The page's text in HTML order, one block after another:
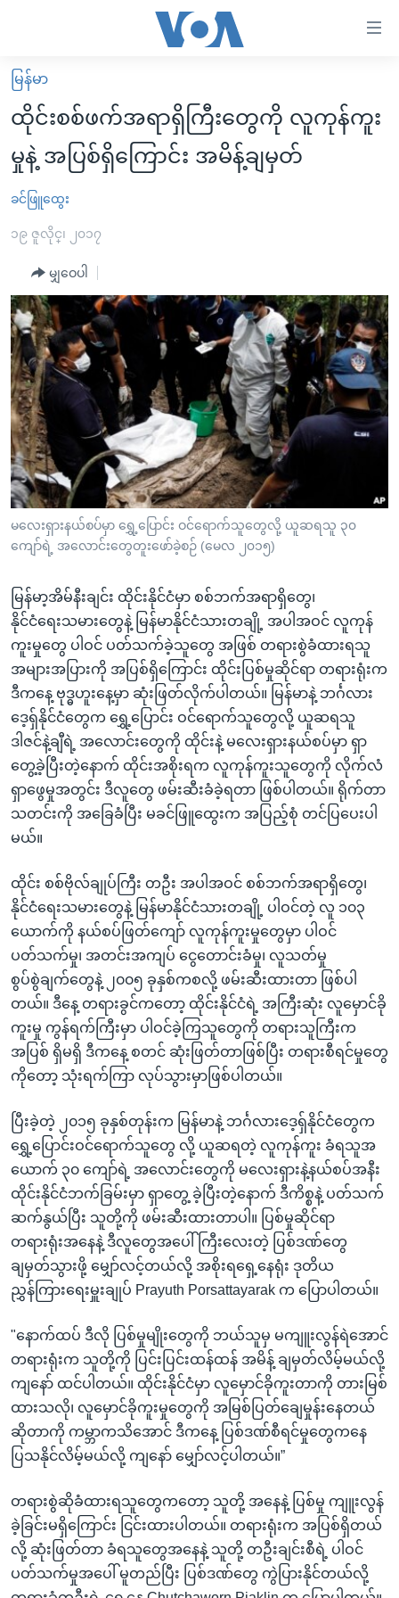
လွယ်ကူ
စေ
သည့်
Link
များ
ပင်မ
ကျော်
ကြည့်
ရန်
ပင်မ
အ
ညွန်း
စာမျက်နှာ
သို့
ကျော်
ကြည့်
ရန်
ရန်
နေရာ
သို့
ကျော်
ရန်
မူလစာမျက်နှာ
မြန်မာ
ကမ္ဘာ့သတင်းများ
နိုင်ငံတကာ
အစ္စရေး-ပါလက်စတိုင်း
ဗွီဒီယို
အင်္ဂလိပ်စာလေ့လာမယ်
အမေရိကန်သုံးအီဒီယံ
မကြေးမုံရဲ့ အင်္ဂလိပ်စာ
ရုပ်ရှင်ထဲက အင်္ဂလိပ်စာ
သုတပဒေသာ အင်္ဂလိပ်စာ
အပတ်စဉ်ကဏ္ဍများ
ရေဒီယို
တီဗွီ
ရေဒီယိုနှင့်ရုပ်သံ အချက်အလက်များ
ရေဒီယို/တီဗွီအစီအစဉ်
Learning English
ဗွီအိုအေ လူမှုကွန်ယက်များ
မြန်မာ
ထိုင်းစစ်ဖက်အရာရှိကြီးတွေကို လူကုန်ကူး
မှုနဲ့ အပြစ်ရှိကြောင်း အမိန့်ချမှတ်
ခင်ဖြူထွေး
၁၉ ဇူလိုင္၊ ၂၀၁၇
မျှဝေပါ
မလေးရှားနယ်စပ်မှာ ရွှေ့ပြောင်း ဝင်ရောက်သူတွေလို့ ယူဆရသူ ၃၀
ကျော်ရဲ့ အလောင်းတွေတူးဖော်ခဲ့စဉ် (မေလ ၂၀၁၅)
မြန်မာ့အိမ်နီးချင်း ထိုင်းနိုင်ငံမှာ စစ်ဘက်အရာရှိတွေ၊
နိုင်ငံရေးသမားတွေနဲ့ မြန်မာနိုင်ငံသားတချို့ အပါအဝင် လူကုန်
ကူးမှုတွေ ပါဝင် ပတ်သက်ခဲ့သူတွေ အဖြစ် တရားစွဲခံထားရသူ
အများအပြားကို အပြစ်ရှိကြောင်း ထိုင်းပြစ်မှုဆိုင်ရာ တရားရုံးက
ဒီကနေ့ ဗုဒ္ဓဟူးနေ့မှာ ဆုံးဖြတ်လိုက်ပါတယ်။ မြန်မာနဲ့ ဘင်္ဂလား
ဒေ့ရှ်နိုင်ငံတွေက ရွှေ့ပြောင်း ဝင်ရောက်သူတွေလို့ ယူဆရသူ
ဒါဇင်နဲ့ချီရဲ့ အလောင်းတွေကို ထိုင်းနဲ့ မလေးရှားနယ်စပ်မှာ ရှာ
တွေ့ခဲ့ပြီးတဲ့နောက် ထိုင်းအစိုးရက လူကုန်ကူးသူတွေကို လိုက်လံ
ရှာဖွေမှုအတွင်း ဒီလူတွေ ဖမ်းဆီးခံခဲ့ရတာ ဖြစ်ပါတယ်။ ရိုက်တာ
သတင်းကို အခြေခံပြီး မခင်ဖြူထွေးက အပြည့်စုံ တင်ပြပေးပါ
မယ်။
ထိုင်း စစ်ဗိုလ်ချုပ်ကြီး တဦး အပါအဝင် စစ်ဘက်အရာရှိတွေ၊
နိုင်ငံရေးသမားတွေနဲ့ မြန်မာနိုင်ငံသားတချို့ ပါဝင်တဲ့ လူ ၁၀၃
ယောက်ကို နယ်စပ်ဖြတ်ကျော် လူကုန်ကူးမှုတွေမှာ ပါဝင်
ပတ်သက်မှု၊ အတင်းအကျပ် ငွေတောင်းခံမှု၊ လူသတ်မှု
စွပ်စွဲချက်တွေနဲ့ ၂၀၀၅ ခုနှစ်ကစလို့ ဖမ်းဆီးထားတာ ဖြစ်ပါ
တယ်။ ဒီနေ့ တရားခွင်ကတော့ ထိုင်းနိုင်ငံရဲ့ အကြီးဆုံး လူမှောင်ခို
ကူးမှု ကွန်ရက်ကြီးမှာ ပါဝင်ခဲ့ကြသူတွေကို တရားသူကြီးက
အပြစ် ရှိမရှိ ဒီကနေ့ စတင် ဆုံးဖြတ်တာဖြစ်ပြီး တရားစီရင်မှုတွေ
ကိုတော့ သုံးရက်ကြာ လုပ်သွားမှာဖြစ်ပါတယ်။
ပြီးခဲ့တဲ့ ၂၀၁၅ ခုနှစ်တုန်းက မြန်မာနဲ့ ဘင်္ဂလားဒေ့ရှ်နိုင်ငံတွေက
ရွှေ့ပြောင်းဝင်ရောက်သူတွေ လို့ ယူဆရတဲ့ လူကုန်ကူး ခံရသူအ
ယောက် ၃၀ ကျော်ရဲ့ အလောင်းတွေကို မလေးရှားနဲ့နယ်စပ်အနီး
ထိုင်းနိုင်ငံဘက်ခြမ်းမှာ ရှာတွေ့ ခဲ့ပြီးတဲ့နောက် ဒီကိစ္စနဲ့ ပတ်သက်
ဆက်နွယ်ပြီး သူတို့ကို ဖမ်းဆီးထားတာပါ။ ပြစ်မှုဆိုင်ရာ
တရားရုံးအနေနဲ့ ဒီလူတွေအပေါ် ကြီးလေးတဲ့ ပြစ်ဒဏ်တွေ
ချမှတ်သွားဖို့ မျှော်လင့်တယ်လို့ အစိုးရရှေ့နေရုံး ဒုတိယ
ညွှန်ကြားရေးမှူးချုပ် Prayuth Porsattayarak က ပြောပါတယ်။
"နောက်ထပ် ဒီလို ပြစ်မှုမျိုးတွေကို ဘယ်သူမှ မကျူးလွန်ရဲအောင်
တရားရုံးက သူတို့ကို ပြင်းပြင်းထန်ထန် အမိန့် ချမှတ်လိမ့်မယ်လို့
ကျနော် ထင်ပါတယ်။ ထိုင်းနိုင်ငံမှာ လူမှောင်ခိုကူးတာကို တားမြစ်
ထားသလို၊ လူမှောင်ခိုကူးမှုတွေကို အမြစ်ပြတ်ချေမှုန်းနေတယ်
ဆိုတာကို ကမ္ဘာကသိအောင် ဒီကနေ့ ပြစ်ဒဏ်စီရင်မှုတွေကနေ
ပြသနိုင်လိမ့်မယ်လို့ ကျနော် မျှော်လင့်ပါတယ်။”
တရားစွဲဆိုခံထားရသူတွေကတော့ သူတို့ အနေနဲ့ ပြစ်မှု ကျူးလွန်
ခဲ့ခြင်းမရှိကြောင်း ငြင်းထားပါတယ်။ တရားရုံးက အပြစ်ရှိတယ်
လို့ ဆုံးဖြတ်တာ ခံရသူတွေအနေနဲ့ သူတို့ တဦးချင်းစီရဲ့ ပါဝင်
ပတ်သက်မှုအပေါ် မူတည်ပြီး ပြစ်ဒဏ်တွေ ကွဲပြားနိုင်တယ်လို့